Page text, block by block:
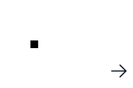
■